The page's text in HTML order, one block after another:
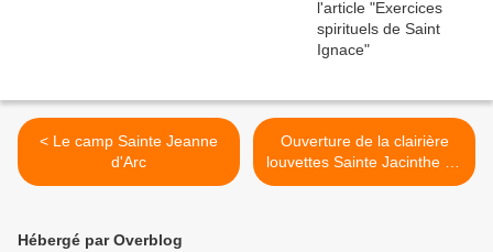
< Le camp Sainte Jeanne
d'Arc
Ouverture de la clairière
louvettes Sainte Jacinthe de
Fatima >
Hébergé par Overblog